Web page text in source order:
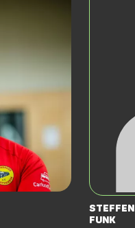
Steffen
Funk